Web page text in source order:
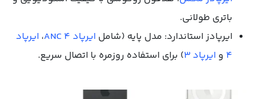
باتری طولانی.
ایرپادز استاندارد: مدل پایه (شامل ایرپاد 4 ANC ، ایرپاد
4 و ایرپاد 3 ) برای استفاده روزمره با اتصال سریع.